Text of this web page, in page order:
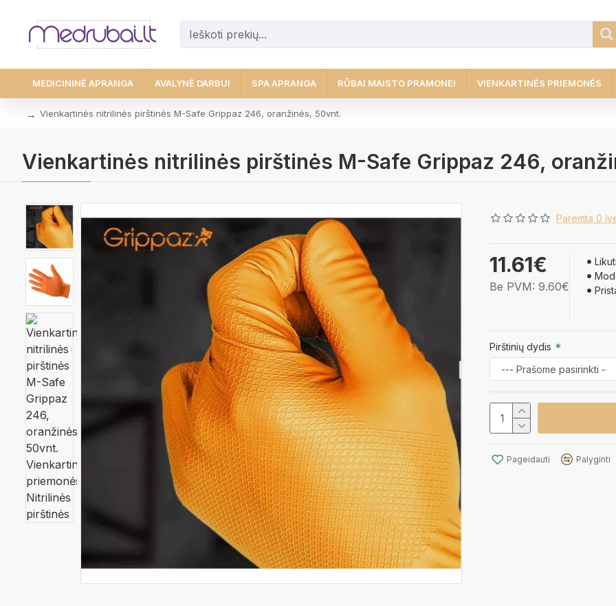
MEDICININĖ APRANGA AVALYNĖ DARBUI SPA APRANGA RŪBAI MAISTO PRAMONEI VIENKARTINĖS PRIEMONĖS
Vienkartinės nitrilinės pirštinės M-Safe Grippaz 246, oranžinės, 50vnt.
Vienkartinės nitrilinės pirštinės M-Safe Grippaz 246,
Paremta 0
11.61€
Be PVM: 9.60€
Pirštinių dydis
Pageidauti Palyginti